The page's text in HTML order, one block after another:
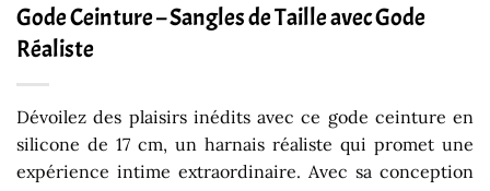
Gode Ceinture – Sangles de Taille avec Gode
Réaliste
Dévoilez des plaisirs inédits avec ce gode ceinture en
silicone de 17 cm, un harnais réaliste qui promet une
expérience intime extraordinaire. Avec sa conception